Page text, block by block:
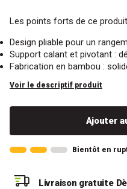
Les points forts de ce
Design pliable pour un
Support calant et pivotant :
Fabrication en bambou :
Voir le descriptif produit
Ajouter
Bientôt en
Livraison gratuite